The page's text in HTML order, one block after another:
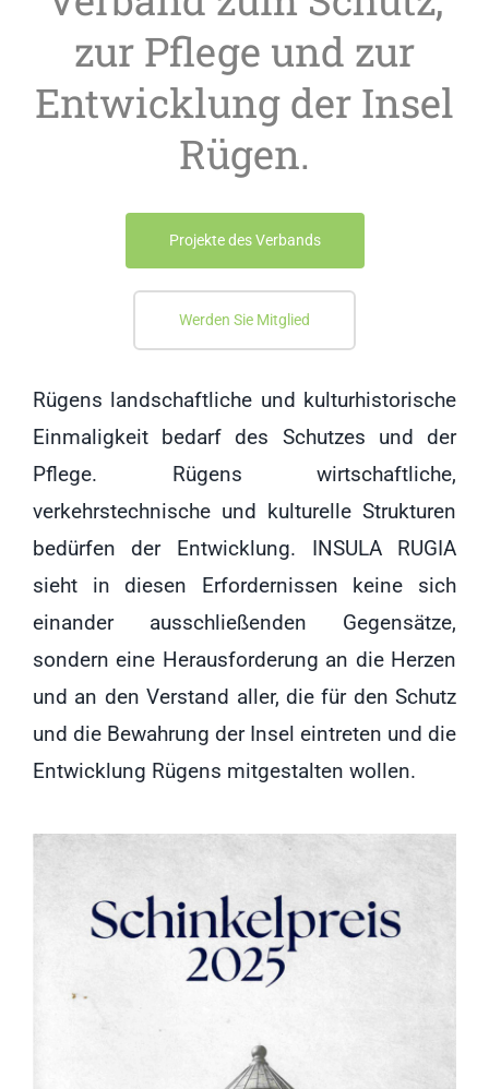
zur Pflege und zur
Entwicklung der Insel
Rügen.
Projekte des Verbands
Werden Sie Mitglied
Rügens landschaftliche und kulturhistorische
Einmaligkeit bedarf des Schutzes und der
Pflege. Rügens wirtschaftliche,
verkehrstechnische und kulturelle Strukturen
bedürfen der Entwicklung. INSULA RUGIA
sieht in diesen Erfordernissen keine sich
einander ausschließenden Gegensätze,
sondern eine Herausforderung an die Herzen
und an den Verstand aller, die für den Schutz
und die Bewahrung der Insel eintreten und die
Entwicklung Rügens mitgestalten wollen.